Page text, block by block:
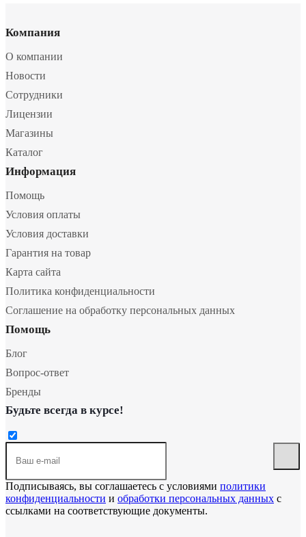
Компания
О компании
Новости
Сотрудники
Лицензии
Магазины
Каталог
Информация
Помощь
Условия оплаты
Условия доставки
Гарантия на товар
Карта сайта
Политика конфиденциальности
Соглашение на обработку персональных данных
Помощь
Блог
Вопрос-ответ
Бренды
Будьте всегда в курсе!
Подписываясь, вы соглашаетесь с условиями политики
конфиденциальности и обработки персональных данных с
ссылками на соответствующие документы.